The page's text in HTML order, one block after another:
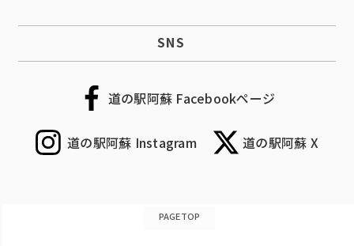
SNS
道の駅阿蘇 Facebookページ
道の駅阿蘇 Instagram 道の駅阿蘇 X
PAGETOP